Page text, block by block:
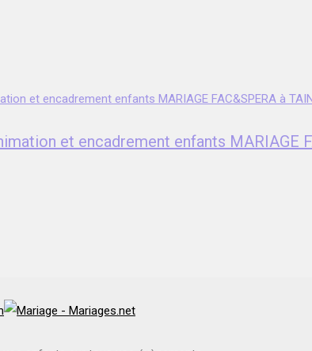
et encadrement enfants MARIAGE